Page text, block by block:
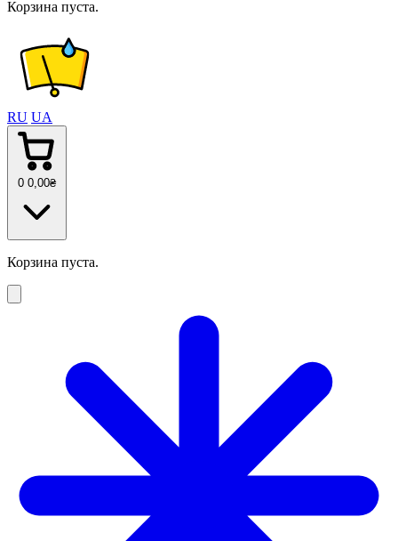
Корзина пуста.
RU UA
0 0 ,00₴
Корзина пуста.